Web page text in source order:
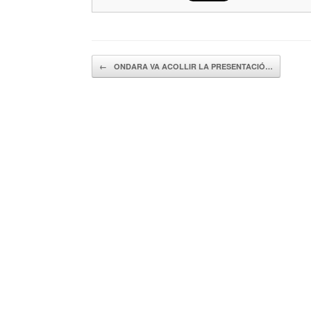
Navegador de artículos
← ONDARA VA ACOLLIR LA PRESENTACIÓ…